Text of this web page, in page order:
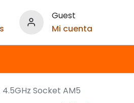
Guest
Mi cuenta
Socket AM5